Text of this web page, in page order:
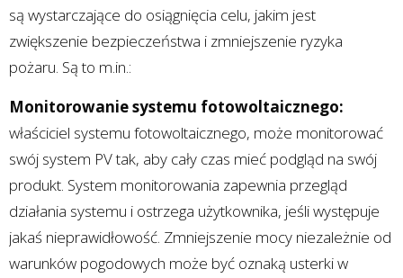
są wystarczające do osiągnięcia celu, jakim jest
zwiększenie bezpieczeństwa i zmniejszenie ryzyka
pożaru. Są to m.in.:
Monitorowanie systemu fotowoltaicznego:
właściciel systemu fotowoltaicznego, może monitorować
swój system PV tak, aby cały czas mieć podgląd na swój
produkt. System monitorowania zapewnia przegląd
działania systemu i ostrzega użytkownika, jeśli występuje
jakaś nieprawidłowość. Zmniejszenie mocy niezależnie od
warunków pogodowych może być oznaką usterki w